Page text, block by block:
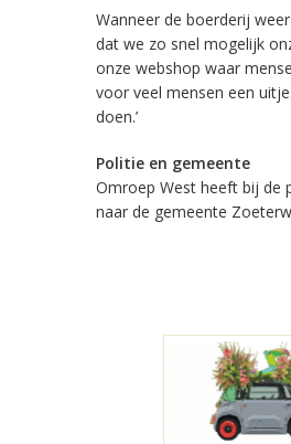
Wanneer de boerderij
dat we zo snel mogelijk
onze webshop waar
voor veel mensen een
doen.’
Politie en gemeente
Omroep West heeft bij de
naar de gemeente